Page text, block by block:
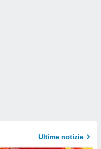
Ultime notizie